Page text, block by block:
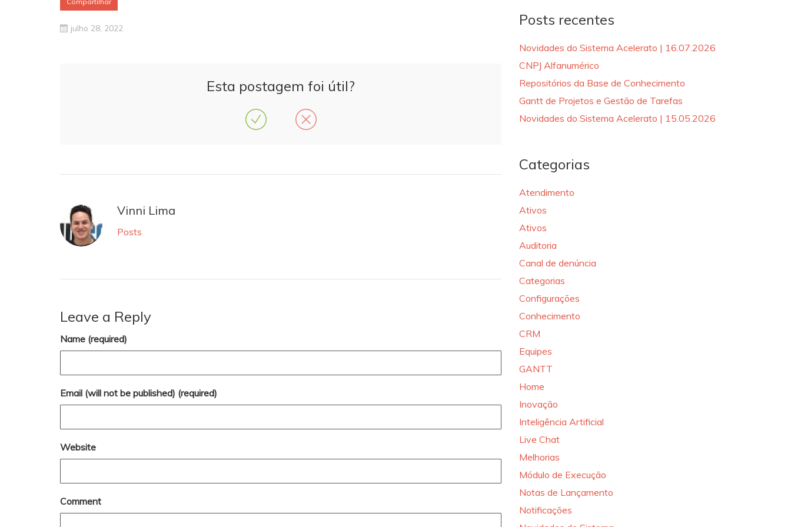
julho 28, 2022
Esta postagem foi útil?
Vinni Lima
Posts
Leave a Reply
Name (required)
Email (will not be published) (required)
Website
Comment
Posts recentes
Novidades do Sistema Acelerato | 16.07.2026
CNPJ Alfanumérico
Repositórios da Base de Conhecimento
Gantt de Projetos e Gestão de Tarefas
Novidades do Sistema Acelerato | 15.05.2026
Categorias
Atendimento
Ativos
Ativos
Auditoria
Canal de denúncia
Categorias
Configurações
Conhecimento
CRM
Equipes
GANTT
Home
Inovação
Inteligência Artificial
Live Chat
Melhorias
Módulo de Execução
Notas de Lançamento
Notificações